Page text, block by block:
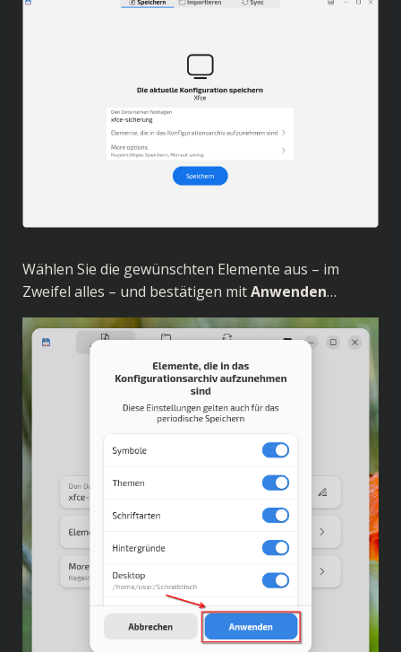
Wählen Sie die gewünschten Elemente aus – im
Zweifel alles – und bestätigen mitAnwenden…